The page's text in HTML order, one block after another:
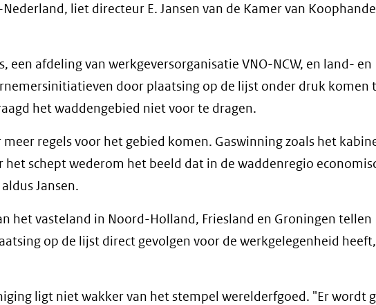
liet directeur E. Jansen van de Kamer van
een afdeling van werkgeversorganisatie VNO-NCW, en land- en
door plaatsing op de lijst onder druk komen
het waddengebied niet voor te dragen.
regels voor het gebied komen. Gaswinning zoals het
schept wederom het beeld dat in de waddenregio
Jansen.
het vasteland in Noord-Holland, Friesland en Groningen tellen
op de lijst direct gevolgen voor de werkgelegenheid
ligt niet wakker van het stempel werelderfgoed. "Er wordt